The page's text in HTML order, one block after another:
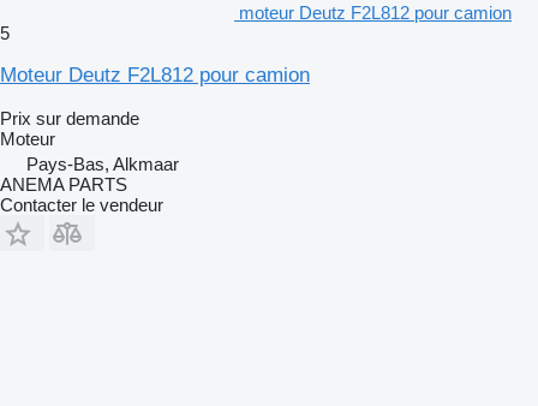
moteur Deutz F2L812 pour camion
5
Moteur Deutz F2L812 pour camion
Prix sur demande
Moteur
Pays-Bas, Alkmaar
ANEMA PARTS
Contacter le vendeur